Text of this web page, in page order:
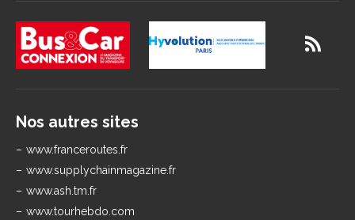
Nos autres sites
www.franceroutes.fr
www.supplychainmagazine.fr
www.ash.tm.fr
www.tourhebdo.com